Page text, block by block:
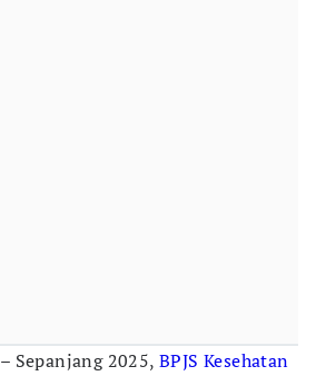
– Sepanjang 2025,BPJS Kesehatan